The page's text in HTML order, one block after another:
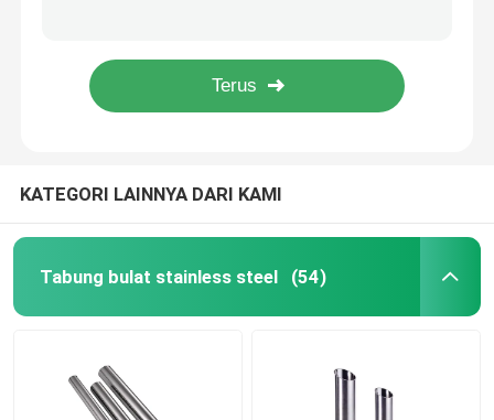
Kumparan Baja Tahan Karat
Pipa Stainless Steel Mulus
Strip Baja Tahan Karat
Batang Batang Baja Tahan Karat
KATEGORI LAINNYA DARI KAMI
Tabung bulat stainless steel (54)